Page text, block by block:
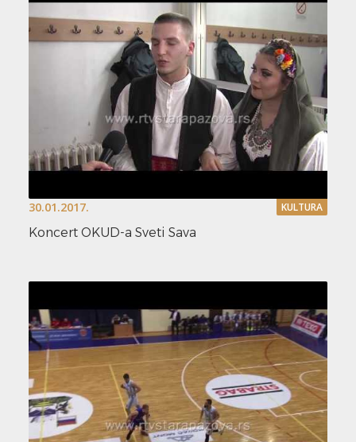
30.01.2017. KULTURA
Koncert OKUD-a Sveti Sava